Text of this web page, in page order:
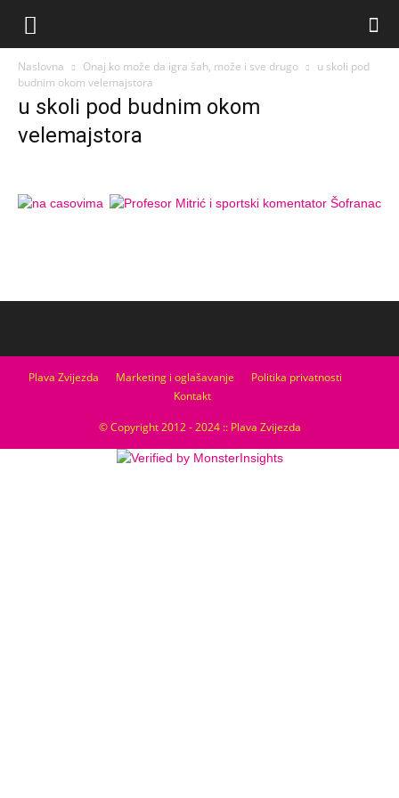
Naslovna Onaj ko može da igra šah, može i sve drugo
u skoli pod
budnim okom velemajstora
u skoli pod budnim okom
velemajstora
Plava Zvijezda Marketing i oglašavanje
Politika privatnosti
Kontakt
© Copyright 2012 - 2024 :: Plava Zvijezda